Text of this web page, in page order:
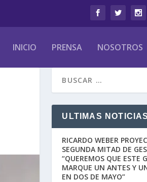
INICIO PRENSA NOSOTROS
ULTIMAS NOTICIAS
RICARDO WEBER
SEGUNDA MITAD DE
“QUEREMOS QUE ESTE
MARQUE UN ANTES Y
EN DOS DE MAYO”